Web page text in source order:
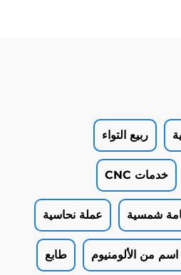
ربيع التواء
خدمات CNC
شمسية عملة نحاسية
من الألومنيوم طابع